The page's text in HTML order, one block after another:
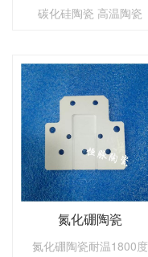
碳化硅陶瓷 高温陶瓷
氮化硼陶瓷
氮化硼陶瓷耐温1800度